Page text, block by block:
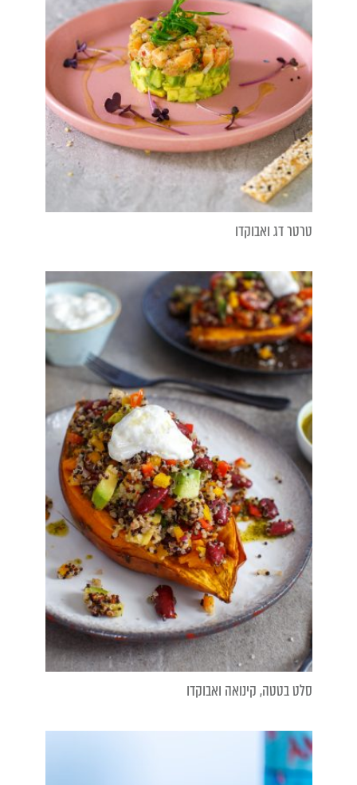
טרטר דג ואבוקדו
סלט בטטה, קינואה ואבוקדו